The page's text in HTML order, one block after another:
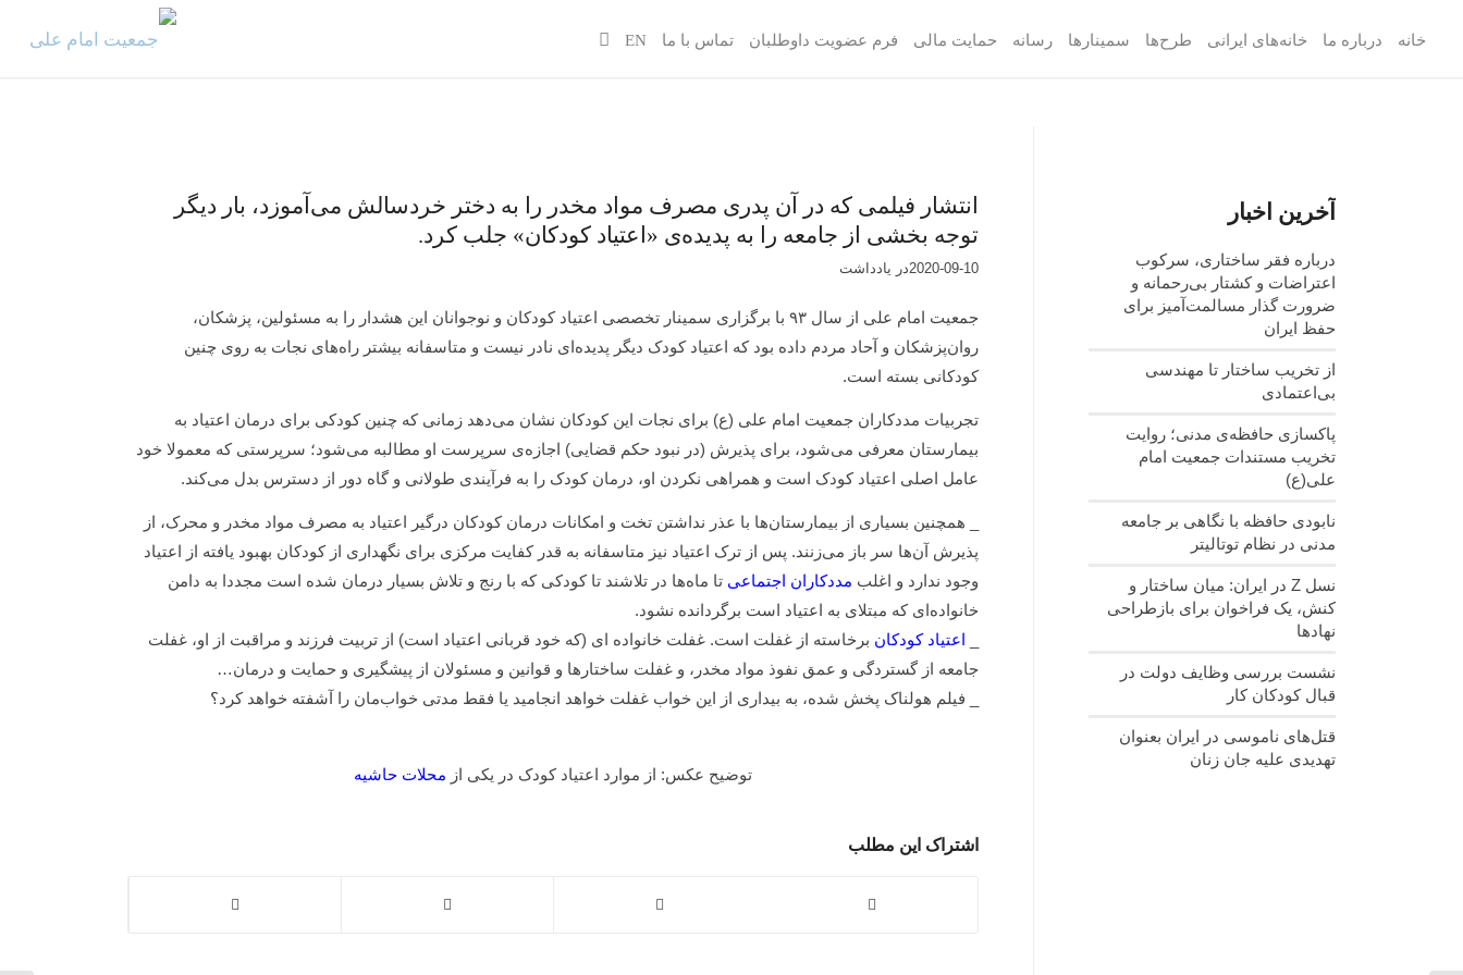
خانه درباره ما خانه‌های ایرانی طرح‌ها سمینارها رسانه حمایت مالی فرم عضویت داوطلبان تماس با ما EN
انتشار فیلمی که در آن پدری مصرف مواد مخدر را به دختر خردسالش می‌آموزد، بار دیگر
توجه بخشی از جامعه را به پدیده‌ی «اعتیاد کودکان» جلب کرد.
2020-09-10در یادداشت‌‌‌‌‌‌‌
جمعیت امام علی از سال ۹۳ با برگزاری سمینار تخصصی اعتیاد کودکان و نوجوانان این هشدار را به مسئولین، پزشکان،
روان‌پزشکان و آحاد مردم داده بود که اعتیاد کودک دیگر پدیده‌ای نادر نیست و متاسفانه بیشتر راه‌های نجات به روی چنین
کودکانی بسته است.
تجربیات مددکاران جمعیت امام علی (ع) برای نجات این کودکان نشان می‌دهد زمانی که چنین کودکی برای درمان اعتیاد به
بیمارستان معرفی می‌شود، برای پذیرش (در نبود حکم قضایی) اجازه‌ی سرپرست او مطالبه می‌شود؛ سرپرستی که معمولا خود
عامل اصلی اعتیاد کودک است و همراهی نکردن او، درمان کودک را به فرآیندی طولانی و گاه دور از دسترس بدل می‌کند.
_ همچنین بسیاری از بیمارستان‌ها با عذر نداشتن تخت و امکانات درمان کودکان درگیر اعتیاد به مصرف مواد مخدر و محرک، از
پذیرش آن‌ها سر باز می‌زنند. پس از ترک اعتیاد نیز متاسفانه به قدر کفایت مرکزی برای نگهداری از کودکان بهبود یافته از اعتیاد
وجود ندارد و اغلب مددکاران اجتماعی تا ماه‌ها در تلاشند تا کودکی که با رنج و تلاش بسیار درمان شده است مجددا به دامن
خانواده‌ای که مبتلای به اعتیاد است برگردانده نشود.
اعتیاد کودکان برخاسته از غفلت است. غفلت خانواده ای (که خود قربانی اعتیاد است) از تربیت فرزند و مراقبت از او، غفلت
جامعه از گستردگی و عمق نفوذ مواد مخدر، و غفلت ساختارها و قوانین و مسئولان از پیشگیری و حمایت و درمان…
_ فیلم هولناک پخش شده، به بیداری از این خواب غفلت خواهد انجامید یا فقط مدتی خواب‌مان را آشفته خواهد کرد؟
توضیح عکس: از موارد اعتیاد کودک در یکی از محلات حاشیه
اشتراک این مطلب
آخرین اخبار
درباره فقر ساختاری، سرکوب
اعتراضات و کشتار بی‌رحمانه و
ضرورت گذار مسالمت‌آمیز برای
حفظ ایران
از تخریب ساختار تا مهندسی
بی‌اعتمادی
پاکسازی حافظه‌ی مدنی؛ روایت
تخریب مستندات جمعیت امام
علی(ع)
نابودی حافظه با نگاهی بر جامعه
مدنی در نظام توتالیتر
نسل‌ Z در ایران: میان ساختار و
کنش، یک فراخوان برای بازطراحی
نهادها
نشست بررسی وظایف دولت در
قبال کودکان کار
قتل‌های ناموسی در ایران بعنوان
تهدیدی علیه جان زنان